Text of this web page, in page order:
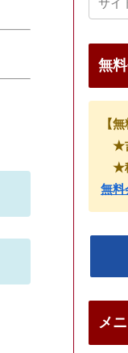
無
【
★
★
無料
メ